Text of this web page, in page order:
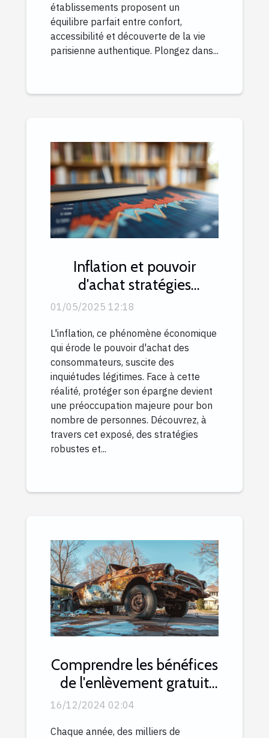
établissements proposent un
équilibre parfait entre confort,
accessibilité et découverte de la vie
parisienne authentique. Plongez dans...
Inflation et pouvoir
d'achat stratégies
efficaces pour protéger
01/05/2025 12:18
L'inflation, ce phénomène économique
qui érode le pouvoir d'achat des
consommateurs, suscite des
inquiétudes légitimes. Face à cette
réalité, protéger son épargne devient
une préoccupation majeure pour bon
nombre de personnes. Découvrez, à
travers cet exposé, des stratégies
robustes et...
Comprendre les bénéfices
de l'enlèvement gratuit
de véhicules hors d'usage
16/12/2024 02:04
Chaque année, des milliers de